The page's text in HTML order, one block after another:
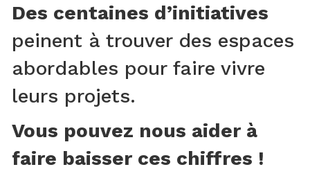
Des centaines d’initiatives
peinent à trouver des espaces
abordables pour faire vivre
leurs projets.
Vous pouvez nous aider à
faire baisser ces chiffres !